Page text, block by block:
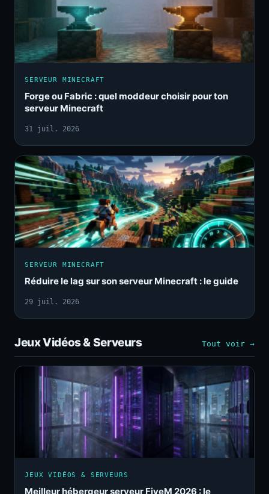
SERVEUR MINECRAFT
Forge ou Fabric : quel moddeur choisir pour ton
serveur Minecraft
31 juil. 2026
SERVEUR MINECRAFT
Réduire le lag sur son serveur Minecraft : le guide
29 juil. 2026
Jeux Vidéos & Serveurs Tout voir →
JEUX VIDÉOS & SERVEURS
Meilleur hébergeur serveur FiveM 2026 : le